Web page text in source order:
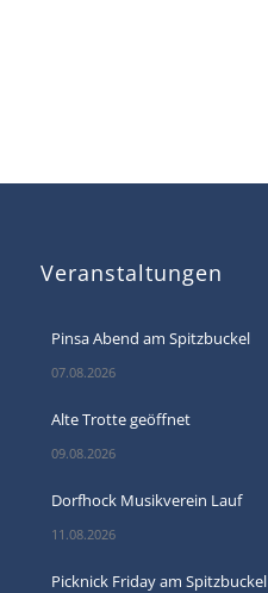
Veranstaltungen
Pinsa Abend am Spitzbuckel
07.08.2026
Alte Trotte geöffnet
09.08.2026
Dorfhock Musikverein Lauf
11.08.2026
Picknick Friday am Spitzbuckel